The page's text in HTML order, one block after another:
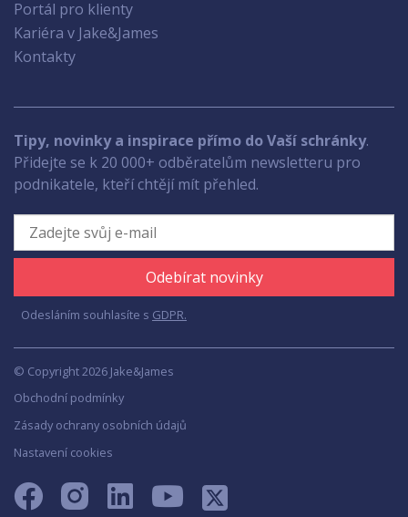
Portál pro klienty
Kariéra v Jake&James
Kontakty
Tipy, novinky a inspirace přímo do Vaší schránky.
Přidejte se k 20 000+ odběratelům newsletteru pro
podnikatele, kteří chtějí mít přehled.
Odebírat novinky
Odesláním souhlasíte s GDPR.
© Copyright 2026 Jake&James
Obchodní podmínky
Zásady ochrany osobních údajů
Nastavení cookies